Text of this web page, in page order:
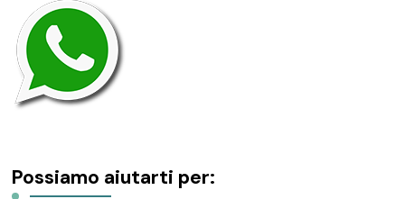
Possiamo aiutarti per: